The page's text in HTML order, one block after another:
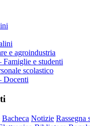
e agroindustria
e studenti
scolastico
Docenti
Bacheca Notizie Rassegna